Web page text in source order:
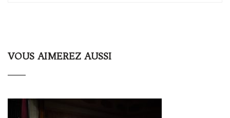
VOUS AIMEREZ AUSSI